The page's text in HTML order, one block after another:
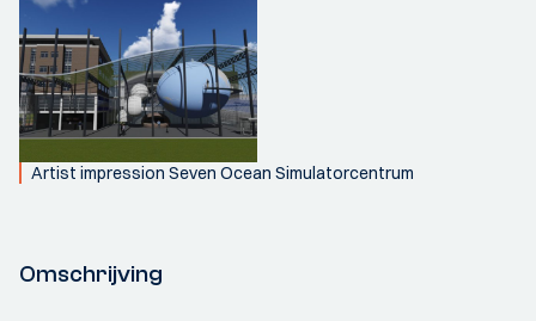
Artist impression Seven Ocean Simulatorcentrum
Omschrijving